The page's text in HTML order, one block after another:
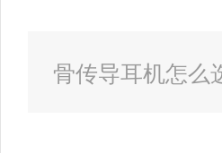
骨传导耳机怎么